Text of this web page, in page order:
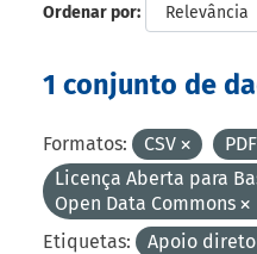
Ordenar por
1 conjunto de
Formatos: CSV PDF
Licença Aberta para
Open Data Commons
Etiquetas:
Apoio direto